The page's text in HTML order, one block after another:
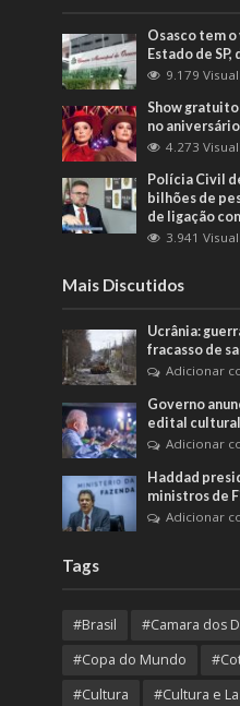
Osasco tem
Estado de SP,
9.179
Show
no
4.273
Polícia Civil
bilhões de
de ligação
3.941
Mais Discutidos
Ucrânia:
fracasso de
Adicionar
Governo
edital
Adicionar
Haddad
ministros de
Adicionar
Tags
#Brasil #Camara dos
#Copa do Mundo
#Cultura
#Cultura e